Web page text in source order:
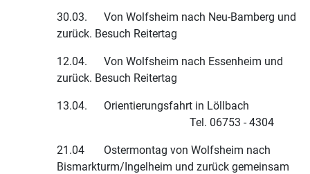
30.03. Von Wolfsheim nach Neu-Bamberg und
zurück. Besuch Reitertag
12.04. Von Wolfsheim nach Essenheim und
zurück. Besuch Reitertag
13.04. Orientierungsfahrt in Löllbach
Tel. 06753 - 4304
21.04 Ostermontag von Wolfsheim nach
Bismarkturm/Ingelheim und zurück gemeinsam